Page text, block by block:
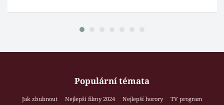
Populární témata
Jak zhubnout Nejlepší filmy 2024 Nejlepší horory
TV program